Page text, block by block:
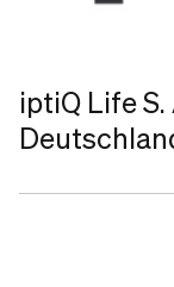
iptiQ Life